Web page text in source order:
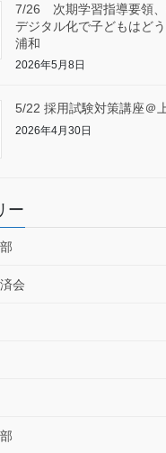
7/26 次期学習指導要領
デジタル化で子どもはど
浦和
2026年5月8日
5/22 採用試験対策講座＠
2026年4月30日
ー
会